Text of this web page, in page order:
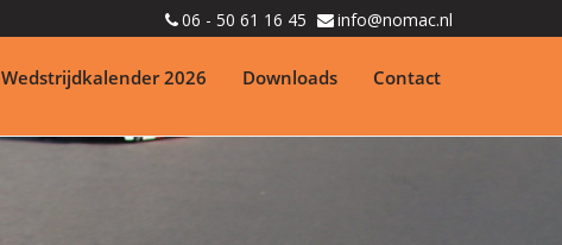
06 - 50 61 16 45 info@nomac.nl
Wedstrijdkalender 2026 Downloads Contact